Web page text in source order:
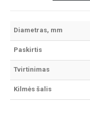
Diametras, mm
Paskirtis
Tvirtinimas
Kilmės šalis